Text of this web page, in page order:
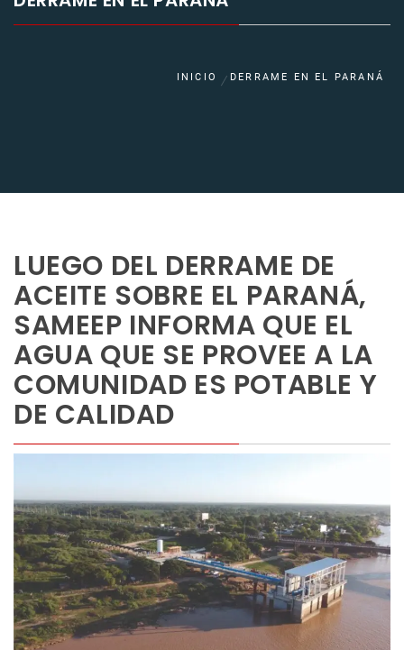
INICIO DERRAME EN EL PARANÁ
LUEGO DEL DERRAME DE
ACEITE SOBRE EL PARANÁ,
SAMEEP INFORMA QUE EL
AGUA QUE SE PROVEE A LA
COMUNIDAD ES POTABLE Y
DE CALIDAD